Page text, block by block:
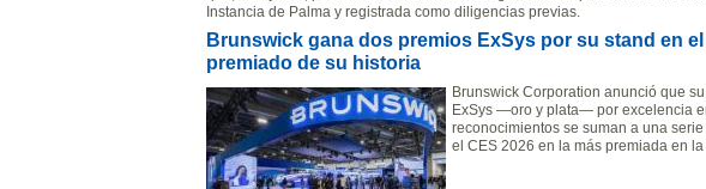
Instancia de Palma y registrada como diligencias previas.
Brunswick gana dos premios ExSys por su stand en
premiado de su historia
Brunswick Corporation anunció que
ExSys —oro y plata— por excelencia
reconocimientos se suman a una
el CES 2026 en la más premiada en